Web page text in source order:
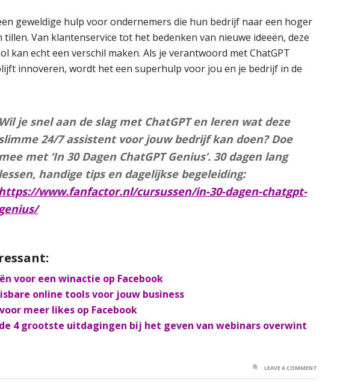
geweldige hulp voor ondernemers die hun bedrijf naar een hoger
tillen. Van klantenservice tot het bedenken van nieuwe ideeën, deze
kan echt een verschil maken. Als je verantwoord met ChatGPT
innoveren, wordt het een superhulp voor jou en je bedrijf in de
Wil je snel aan de slag met ChatGPT en leren wat deze
24/7 assistent voor jouw bedrijf kan doen? Doe
met ‘In 30 Dagen ChatGPT Genius’. 30 dagen lang
handige tips en dagelijkse begeleiding:
www.fanfactor.nl/cursussen/in-30-dagen-chatgpt-
voor een winactie op Facebook
online tools voor jouw business
meer likes op Facebook
4 grootste uitdagingen bij het geven van webinars overwint
LEAVE A COMMENT